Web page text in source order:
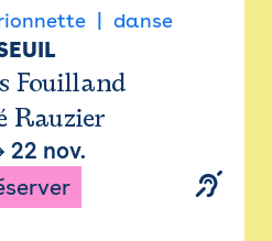
danse
Fouilland
Rauzier
22 nov.